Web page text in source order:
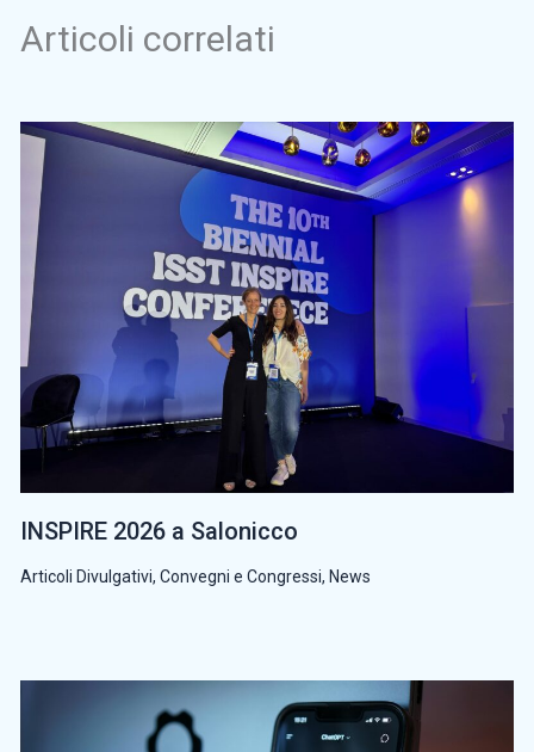
Articoli correlati
INSPIRE 2026 a Salonicco
Articoli Divulgativi, Convegni e Congressi, News